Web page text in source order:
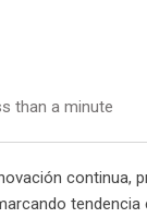
than a minute
continua,
tendencia